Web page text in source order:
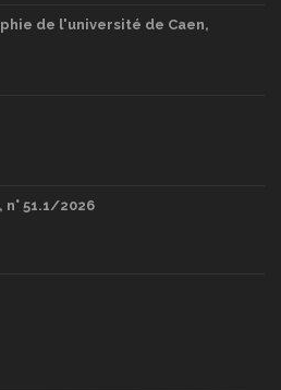
de l'université de Caen,
51.1/2026